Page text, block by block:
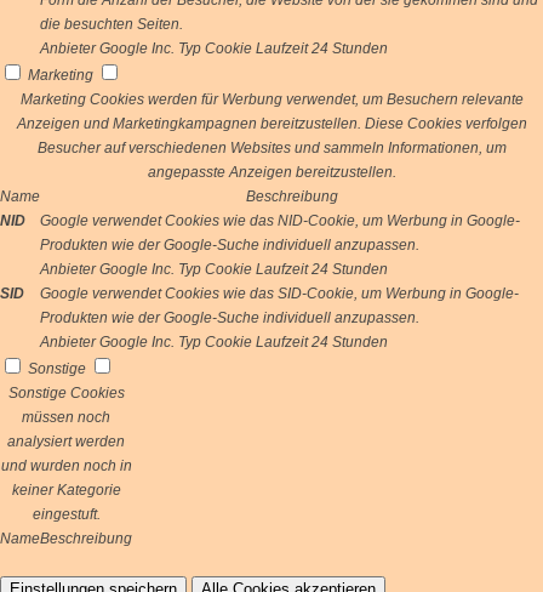
die besuchten Seiten.
Anbieter Google Inc. Typ Cookie Laufzeit 24 Stunden
Marketing
Marketing Cookies werden für Werbung verwendet, um Besuchern relevante
Anzeigen und Marketingkampagnen bereitzustellen. Diese Cookies verfolgen
Besucher auf verschiedenen Websites und sammeln Informationen, um
angepasste Anzeigen bereitzustellen.
Name
Beschreibung
NID
Google verwendet Cookies wie das NID-Cookie, um Werbung in Google-
Produkten wie der Google-Suche individuell anzupassen.
Anbieter Google Inc. Typ Cookie Laufzeit 24 Stunden
SID
Google verwendet Cookies wie das SID-Cookie, um Werbung in Google-
Produkten wie der Google-Suche individuell anzupassen.
Anbieter Google Inc. Typ Cookie Laufzeit 24 Stunden
Sonstige
Sonstige Cookies
müssen noch
analysiert werden
und wurden noch in
keiner Kategorie
eingestuft.
NameBeschreibung